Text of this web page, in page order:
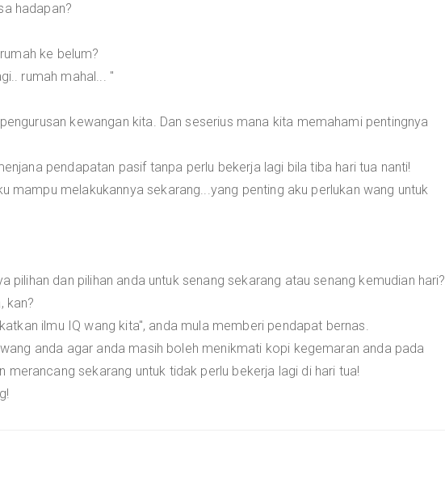
hadapan?
ke belum?
rumah mahal... "
kewangan kita. Dan seserius mana kita memahami pentingnya
pendapatan pasif tanpa perlu bekerja lagi bila tiba hari tua nanti!
mampu melakukannya sekarang...yang penting aku perlukan wang untuk
pilihan dan pilihan anda untuk senang sekarang atau senang kemudian hari?
kan?
ilmu IQ wang kita", anda mula memberi pendapat bernas.
anda agar anda masih boleh menikmati kopi kegemaran anda pada
merancang sekarang untuk tidak perlu bekerja lagi di hari tua!